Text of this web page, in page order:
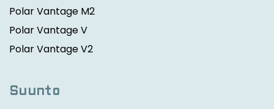
Polar Vantage M2
Polar Vantage V
Polar Vantage V2
Suunto